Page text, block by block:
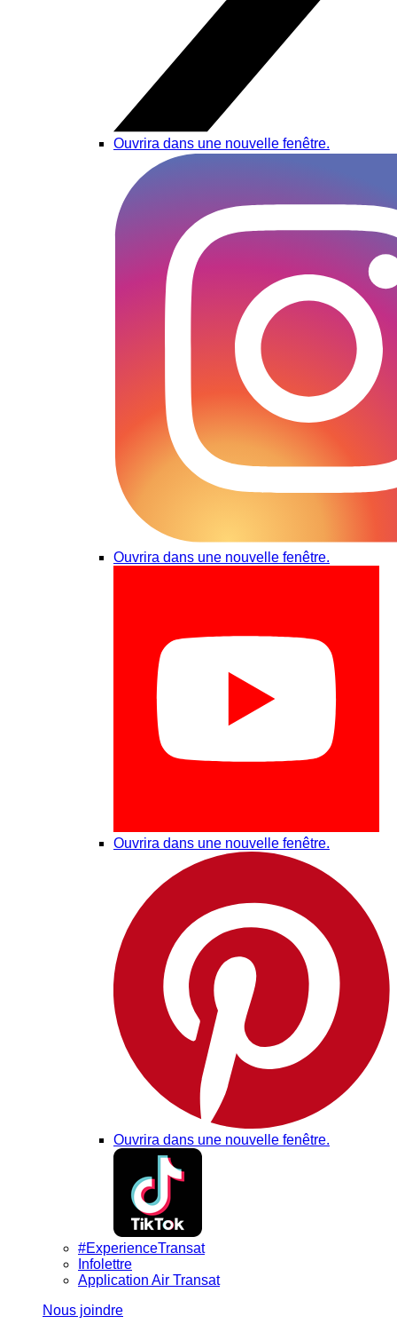
Ouvrira dans une nouvelle fenêtre.
Ouvrira dans une nouvelle fenêtre.
Ouvrira dans une nouvelle fenêtre.
Ouvrira dans une nouvelle fenêtre.
#ExperienceTransat
Infolettre
Application Air Transat
Nous joindre